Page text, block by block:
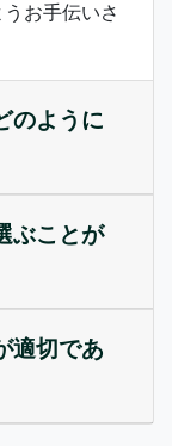
お手伝いさ
のように
ぶことが
適切であ